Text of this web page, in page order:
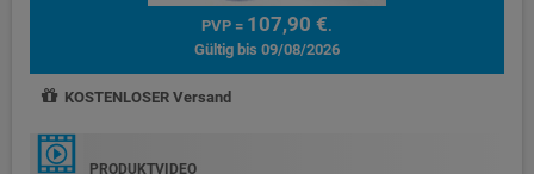
PVP = 107,90 €.
Gültig bis 09/08/2026
KOSTENLOSER Versand
PRODUKTVIDEO